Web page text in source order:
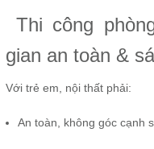
Thi công
gian an toàn &
Với trẻ em, nội thất phải:
An toàn, không góc cạnh